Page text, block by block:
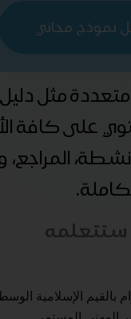
نموذج مجاني
متعددة مثل
على كافة
ستتعلمه
بالقيم الإسلامية